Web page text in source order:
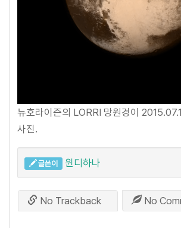
뉴호라이즌의 LORRI 망원경이
사진.
글쓴이 윈디하나
No Trackback No